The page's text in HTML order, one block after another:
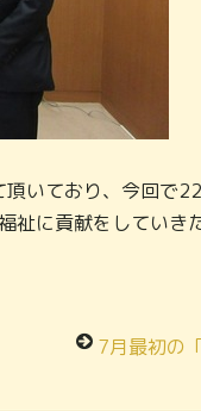
いており、今回で22
祉に貢献をしていき
7月最初の